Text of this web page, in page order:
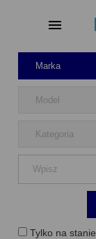
Tylko na stanie